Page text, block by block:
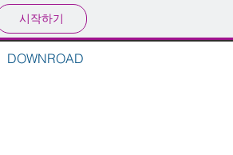
시작하기
DOWNROAD